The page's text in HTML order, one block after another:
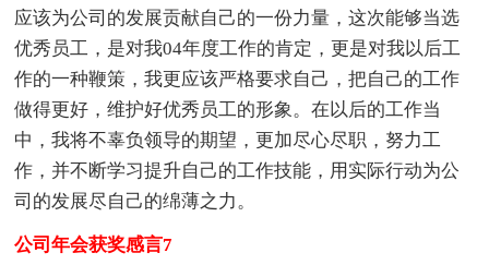
应该为公司的发展贡献自己的一份力量，这次能够当选
优秀员工，是对我04年度工作的肯定，更是对我以后工
作的一种鞭策，我更应该严格要求自己，把自己的工作
做得更好，维护好优秀员工的形象。在以后的工作当
中，我将不辜负领导的期望，更加尽心尽职，努力工
作，并不断学习提升自己的工作技能，用实际行动为公
司的发展尽自己的绵薄之力。
公司年会获奖感言7